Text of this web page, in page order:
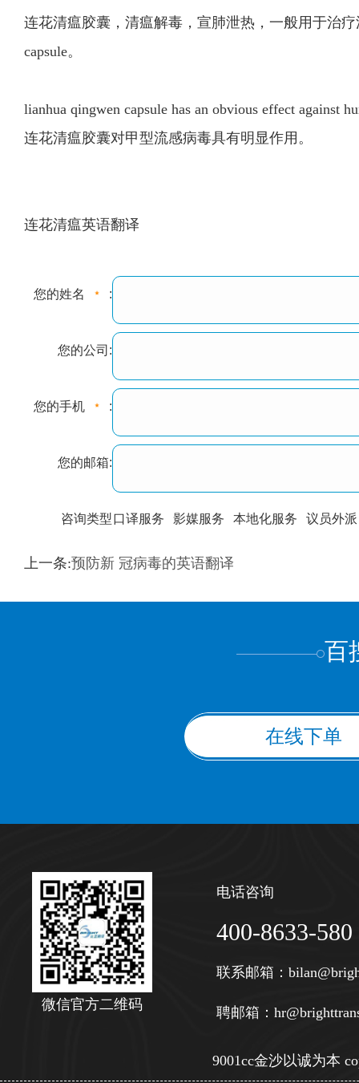
连花清瘟胶囊，清瘟解毒，宣肺泄热，一般用于治
capsule。
lianhua qingwen capsule has an obvious effect against
连花清瘟胶囊对甲型流感病毒具有明显作用。
连花清瘟英语翻译
您的姓名 :
您的公司:
您的手机 :
您的邮箱:
咨询类型口译服务 影媒服务 本地化服务 议员外派
训翻译 标准级 专业级
上一条:预防新 冠病毒的英语翻译
百
在线下单
微信官方二维码
电话咨询
400-8633-580
联系邮箱：
聘邮箱：
9001cc金沙以诚为本